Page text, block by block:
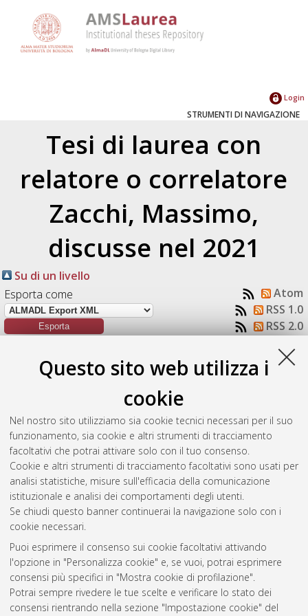
Questo sito web utilizza i
cookie
Nel nostro sito utilizziamo sia cookie tecnici necessari per il suo
funzionamento, sia cookie e altri strumenti di tracciamento
facoltativi che potrai attivare solo con il tuo consenso.
Cookie e altri strumenti di tracciamento facoltativi sono usati per
analisi statistiche, misure sull'efficacia della comunicazione
istituzionale e analisi dei comportamenti degli utenti.
Se chiudi questo banner continuerai la navigazione solo con i
cookie necessari.
Puoi esprimere il consenso sui cookie facoltativi attivando
l'opzione in "Personalizza cookie" e, se vuoi, potrai esprimere
consensi più specifici in "Mostra cookie di profilazione".
Potrai sempre rivedere le tue scelte e verificare lo stato dei
consensi rientrando nella sezione "Impostazione cookie" del
Login
STRUMENTI DI NAVIGAZIONE
Tesi di laurea con
relatore o correlatore
Zacchi, Massimo,
discusse nel 2021
Su di un livello
Esporta come
Atom
RSS 1.0
RSS 2.0
Tipologia della tesi|
Nessun raggruppamento
Di Donato, Sara(2021)Studio del processo di trafilatura di fili
di rame e modellazione analitica.[Laurea magistrale],
Università di Bologna, Corso di Studio inIngegneria meccanica
[LM-DM270], Documento full-text non disponibile
Questa lista e' stata generata ilFri Aug 7 13:57:43 2026 CEST
Atom
Rss 1.0
Rss 2.0